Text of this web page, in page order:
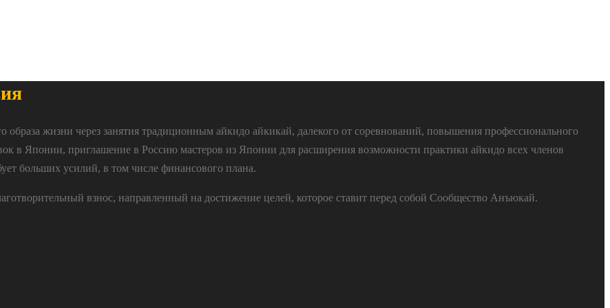
жизни через занятия традиционным айкидо айкикай, далекого от соревнований, повышения профессионального
в Японии, приглашение в Россию мастеров из Японии для расширения возможности практики айкидо всех членов
больших усилий, в том числе финансового плана.
взнос, направленный на достижение целей, которое ставит перед собой Сообщество Анъюкай.